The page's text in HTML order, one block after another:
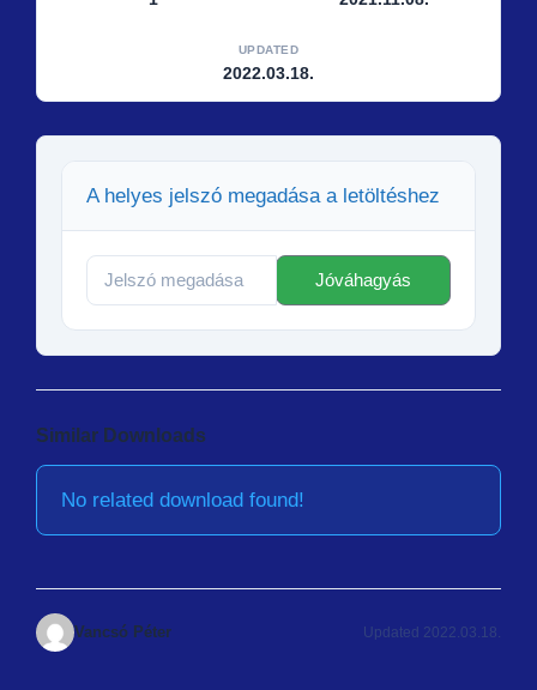
UPDATED
2022.03.18.
A helyes jelszó megadása a letöltéshez
Similar Downloads
No related download found!
Vancsó Péter Updated 2022.03.18.